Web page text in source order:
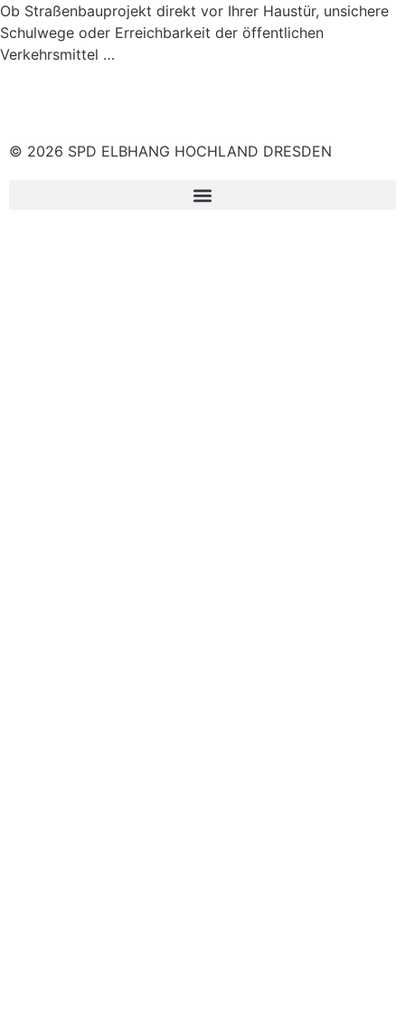
Ob Straßenbauprojekt direkt vor Ihrer Haustür, unsichere
Schulwege oder Erreichbarkeit der öffentlichen
Verkehrsmittel …
© 2026 SPD ELBHANG HOCHLAND DRESDEN